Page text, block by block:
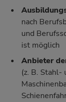
nach
und
ist möglich
Anbieter
(z. B. Stahl-